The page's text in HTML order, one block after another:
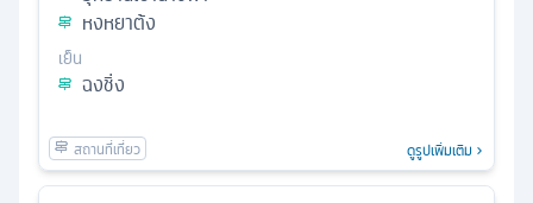
หงหยาต้ง
เย็น
ฉงชิ่ง
ดูรูปเพิ่มเติม